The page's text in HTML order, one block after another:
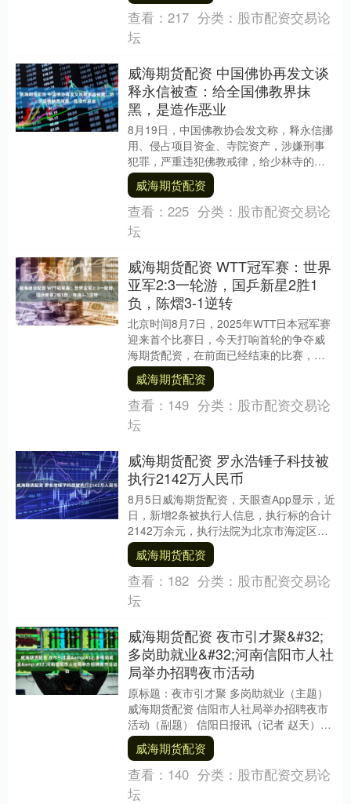
查看： 217 分类： 股市配资交易论
坛
威海期货配资 中国佛协再发文谈
释永信被查：给全国佛教界抹
黑，是造作恶业
8月19日，中国佛教协会发文称，释永信挪
用、侵占项目资金、寺院资产，涉嫌刑事
犯罪，严重违犯佛教戒律，给少林寺的管
理和佛教领域正常秩序制造了混乱，对佛
教健康传承造....
威海期货配资
查看： 225 分类： 股市配资交易论
坛
威海期货配资 WTT冠军赛：世界
亚军2:3一轮游，国乒新星2胜1
负，陈熠3-1逆转
北京时间8月7日，2025年WTT日本冠军赛
迎来首个比赛日，今天打响首轮的争夺威
海期货配资，在前面已经结束的比赛，国
乒2人出局，其中一场是内战出局，输外战
的是薛....
威海期货配资
查看： 149 分类： 股市配资交易论
坛
威海期货配资 罗永浩锤子科技被
执行2142万人民币
8月5日威海期货配资，天眼查App显示，近
日，新增2条被执行人信息，执行标的合计
2142万余元，执行法院为北京市海淀区人
民法院。锤子科技（成都）股份有限公司
成立....
威海期货配资
查看： 182 分类： 股市配资交易论
坛
威海期货配资 夜市引才聚&#32;
多岗助就业&#32;河南信阳市人社
局举办招聘夜市活动
原标题：夜市引才聚 多岗助就业（主题）
威海期货配资 信阳市人社局举办招聘夜市
活动（副题） 信阳日报讯（记者 赵天）8
月8日，一场热闹非凡的招聘夜市活动在万
达广场....
威海期货配资
查看： 140 分类： 股市配资交易论
坛